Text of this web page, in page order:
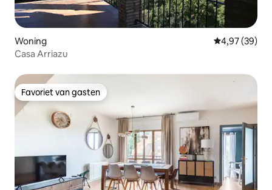
Woning Gemiddelde
4,97 (39)
Casa Arriazu
Favoriet van gasten
Favoriet van gasten